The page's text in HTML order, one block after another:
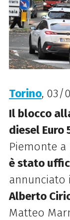
Torino, 03/
Il blocco
diesel Euro
Piemonte
è stato
annunciato
Alberto
Matteo